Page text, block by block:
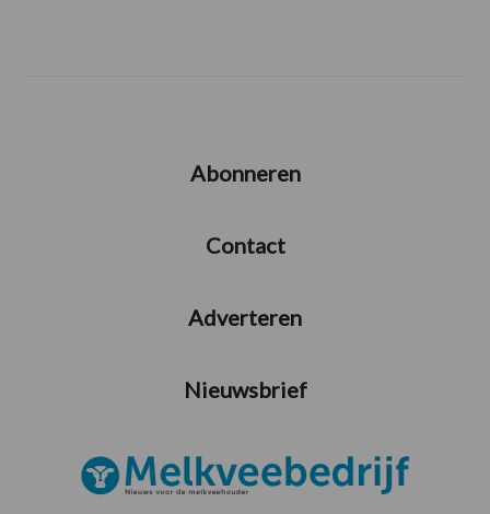
Abonneren
Contact
Adverteren
Nieuwsbrief